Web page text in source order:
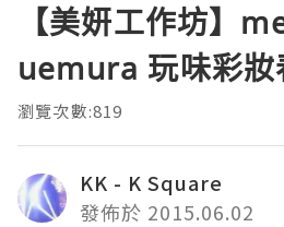
【美妍工作坊】
uemura 玩味彩妝
瀏覽次數:819
KK - K Square
發佈於 2015.06.02